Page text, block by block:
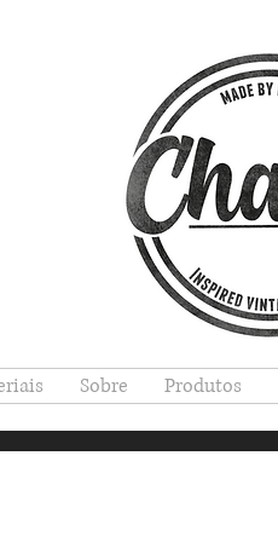
Sobre Produtos